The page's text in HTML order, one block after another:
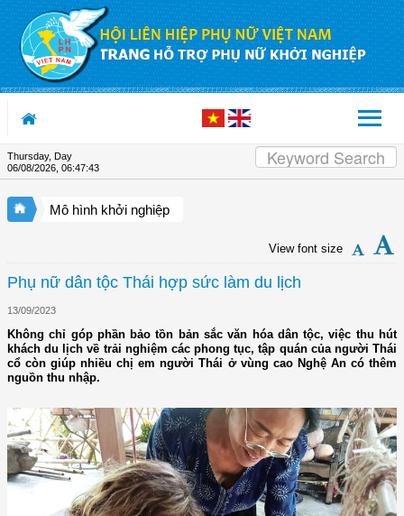
Skip to Content
Thursday, Day
06/08/2026 06:47:43
Mô hình khởi nghiệp
View font size
Phụ nữ dân tộc Thái hợp sức làm du lịch
13/09/2023
Không chỉ góp phần bảo tồn bản sắc văn hóa dân tộc, việc thu hút
khách du lịch về trải nghiệm các phong tục, tập quán của người Thái
cổ còn giúp nhiều chị em người Thái ở vùng cao Nghệ An có thêm
nguồn thu nhập.